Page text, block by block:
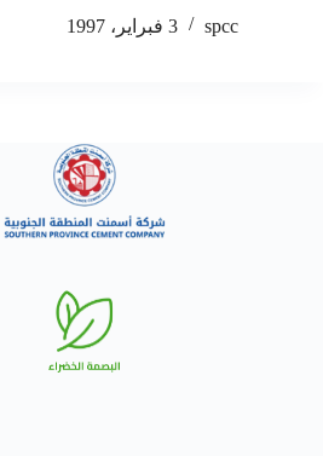
spcc
3 فبراير، 1997